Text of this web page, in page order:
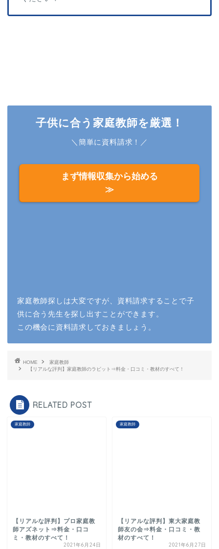
子供に合う家庭教師を厳選！
＼簡単に資料請求！／
まず情報収集から始める
≫
家庭教師探しは大変ですが、資料請求することで子
供に合う先生を探し出すことができます。
この機会に資料請求しておきましょう。
HOME
家庭教師
【リアルな評判】家庭教師のラビット⇒料金・口コミ・教材のすべて！
RELATED POST
家庭教師
【リアルな評判】プロ家庭教
師アズネット⇒料金・口コ
ミ・教材のすべて！
2021年6月24日
家庭教師
【リアルな評判】東大家庭教
師友の会⇒料金・口コミ・教
材のすべて！
2021年6月27日